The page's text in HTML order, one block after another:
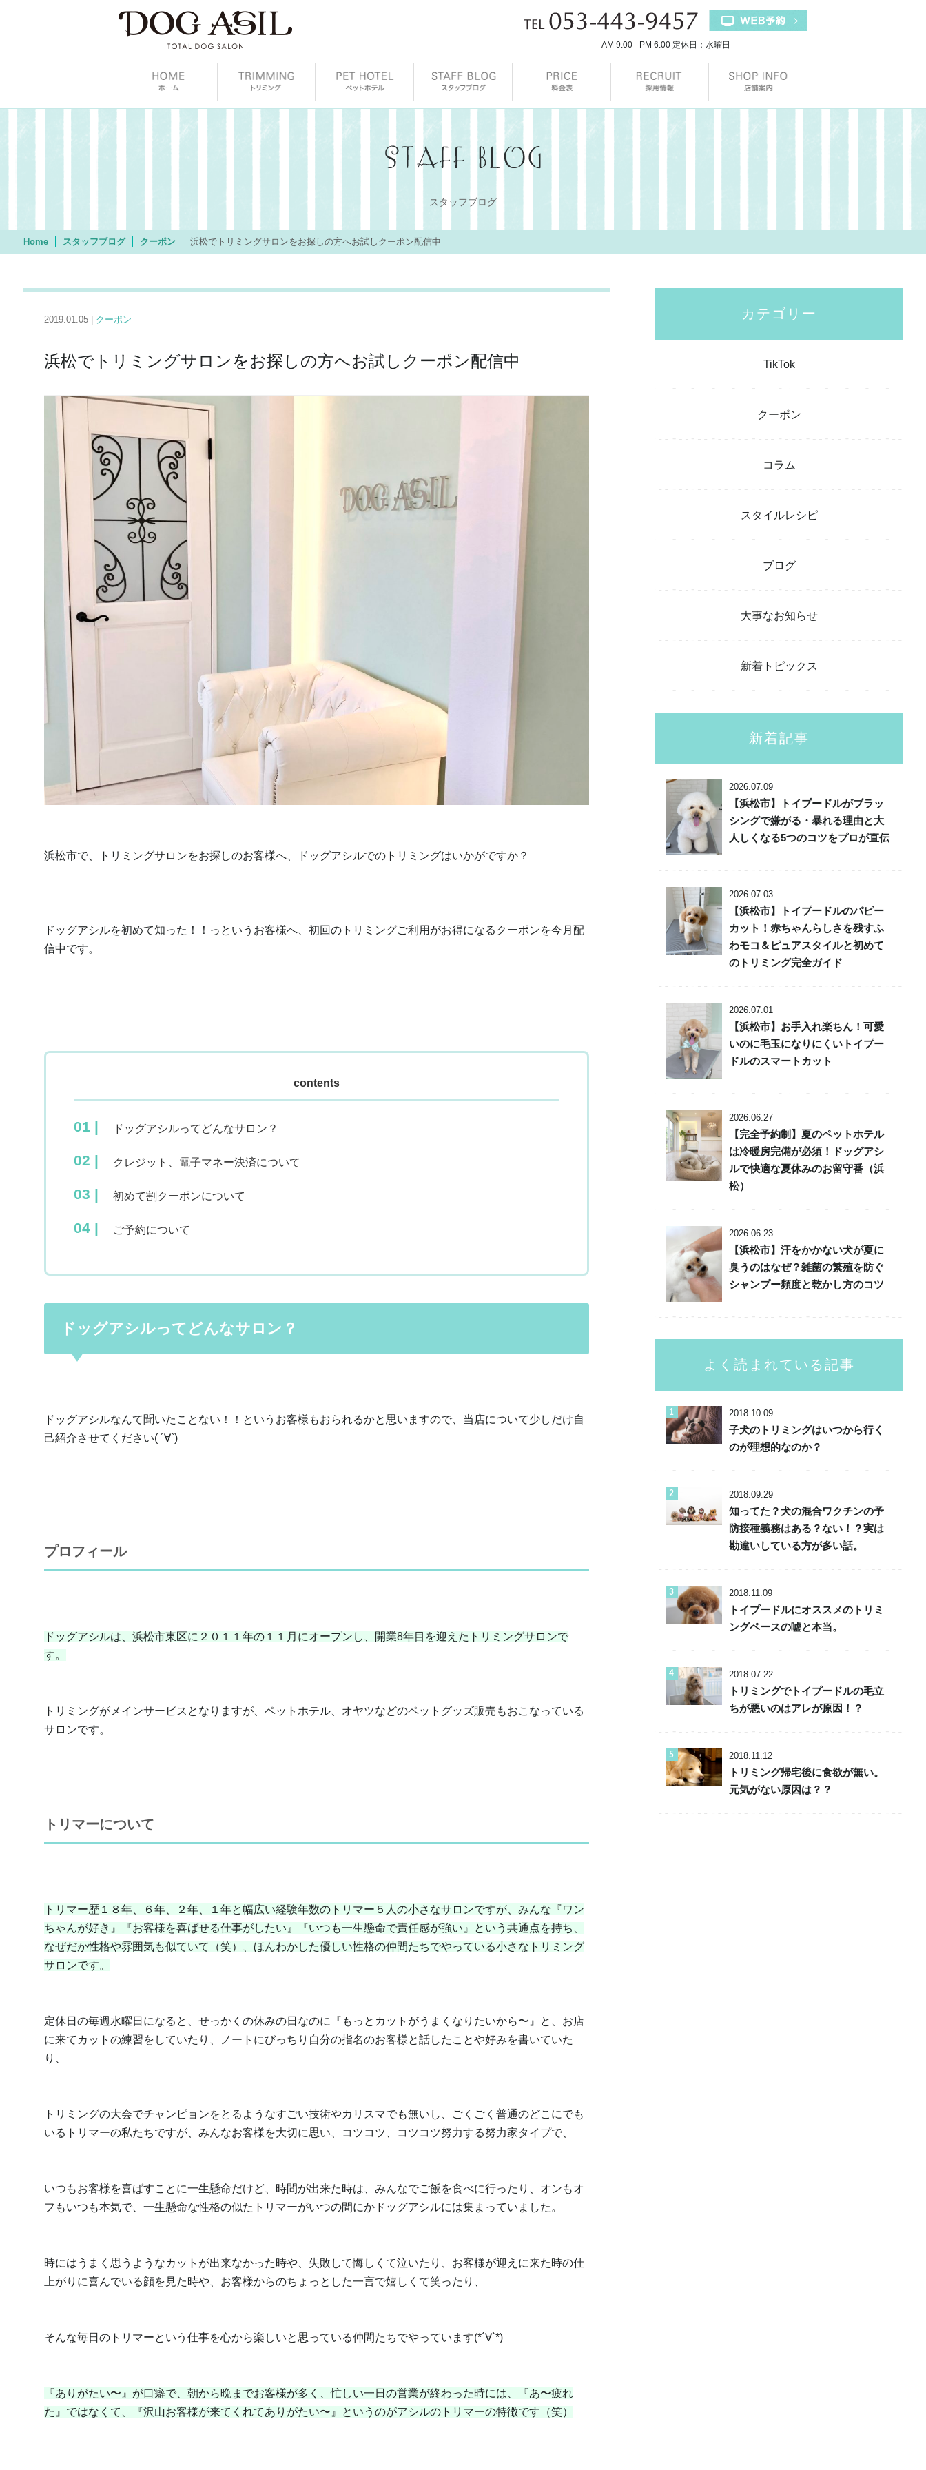
AM 9:00 - PM 6:00 定休日：水曜日
スタッフブログ
Home スタッフブログ クーポン 浜松でトリミングサロンをお探しの方へお試しクーポン配信中
2019.01.05 | クーポン
浜松でトリミングサロンをお探しの方へお試しクーポン配信中
浜松市で、トリミングサロンをお探しのお客様へ、ドッグアシルでのトリミングはいかがですか？
ドッグアシルを初めて知った！！っというお客様へ、初回のトリミングご利用がお得になるクーポンを今月配
信中です。
contents
ドッグアシルってどんなサロン？
クレジット、電子マネー決済について
初めて割クーポンについて
ご予約について
ドッグアシルってどんなサロン？
ドッグアシルなんて聞いたことない！！というお客様もおられるかと思いますので、当店について少しだけ自
己紹介させてください( ´∀`)
プロフィール
ドッグアシルは、浜松市東区に２０１１年の１１月にオープンし、開業8年目を迎えたトリミングサロンで
す。
トリミングがメインサービスとなりますが、ペットホテル、オヤツなどのペットグッズ販売もおこなっている
サロンです。
トリマーについて
トリマー歴１８年、６年、２年、１年と幅広い経験年数のトリマー５人の小さなサロンですが、みんな『ワン
ちゃんが好き』『お客様を喜ばせる仕事がしたい』『いつも一生懸命で責任感が強い』という共通点を持ち、
なぜだか性格や雰囲気も似ていて（笑）、ほんわかした優しい性格の仲間たちでやっている小さなトリミング
サロンです。
定休日の毎週水曜日になると、せっかくの休みの日なのに『もっとカットがうまくなりたいから〜』と、お店
に来てカットの練習をしていたり、ノートにびっちり自分の指名のお客様と話したことや好みを書いていた
り、
トリミングの大会でチャンピョンをとるようなすごい技術やカリスマでも無いし、ごくごく普通のどこにでも
いるトリマーの私たちですが、みんなお客様を大切に思い、コツコツ、コツコツ努力する努力家タイプで、
いつもお客様を喜ばすことに一生懸命だけど、時間が出来た時は、みんなでご飯を食べに行ったり、オンもオ
フもいつも本気で、一生懸命な性格の似たトリマーがいつの間にかドッグアシルには集まっていました。
時にはうまく思うようなカットが出来なかった時や、失敗して悔しくて泣いたり、お客様が迎えに来た時の仕
上がりに喜んでいる顔を見た時や、お客様からのちょっとした一言で嬉しくて笑ったり、
そんな毎日のトリマーという仕事を心から楽しいと思っている仲間たちでやっています(*´∀`*)
『ありがたい〜』が口癖で、朝から晩までお客様が多く、忙しい一日の営業が終わった時には、『あ〜疲れ
た』ではなくて、『沢山お客様が来てくれてありがたい〜』というのがアシルのトリマーの特徴です（笑）
カテゴリー
TikTok
クーポン
コラム
スタイルレシピ
ブログ
大事なお知らせ
新着トピックス
新着記事
2026.07.09
【浜松市】トイプードルがブラッ
シングで嫌がる・暴れる理由と大
人しくなる5つのコツをプロが直伝
2026.07.03
【浜松市】トイプードルのパピー
カット！赤ちゃんらしさを残すふ
わモコ＆ピュアスタイルと初めて
のトリミング完全ガイド
2026.07.01
【浜松市】お手入れ楽ちん！可愛
いのに毛玉になりにくいトイプー
ドルのスマートカット
2026.06.27
【完全予約制】夏のペットホテル
は冷暖房完備が必須！ドッグアシ
ルで快適な夏休みのお留守番（浜
松）
2026.06.23
【浜松市】汗をかかない犬が夏に
臭うのはなぜ？雑菌の繁殖を防ぐ
シャンプー頻度と乾かし方のコツ
よく読まれている記事
2018.10.09
子犬のトリミングはいつから行く
のが理想的なのか？
2018.09.29
知ってた？犬の混合ワクチンの予
防接種義務はある？ない！？実は
勘違いしている方が多い話。
2018.11.09
トイプードルにオススメのトリミ
ングペースの嘘と本当。
2018.07.22
トリミングでトイプードルの毛立
ちが悪いのはアレが原因！？
2018.11.12
トリミング帰宅後に食欲が無い。
元気がない原因は？？